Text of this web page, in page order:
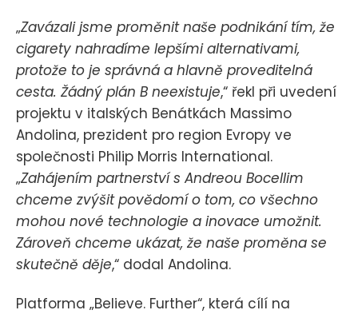
„Zavázali jsme proměnit naše podnikání tím, že
cigarety nahradíme lepšími alternativami,
protože to je správná a hlavně proveditelná
cesta. Žádný plán B neexistuje,“ řekl při uvedení
projektu v italských Benátkách Massimo
Andolina, prezident pro region Evropy ve
společnosti Philip Morris International.
„Zahájením partnerství s Andreou Bocellim
chceme zvýšit povědomí o tom, co všechno
mohou nové technologie a inovace umožnit.
Zároveň chceme ukázat, že naše proměna se
skutečně děje,“ dodal Andolina.
Platforma „Believe. Further“, která cílí na